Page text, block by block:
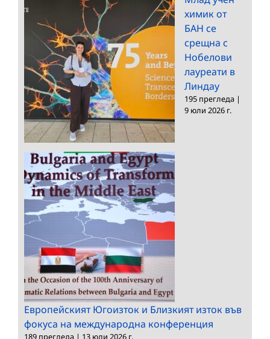
химик от
БАН се
срещна с
Нобелови
лауреати в
Линдау
195 прегледа |
9 юли 2026 г.
Европейският Югоизток и Близкият изток във
фокуса на международна конференция
189 прегледа | 13 юли 2026 г.